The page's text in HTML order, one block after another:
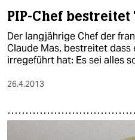
PIP-Chef bestreitet
Der langjährige Chef der
Claude Mas, bestreitet dass
irregeführt hat: Es sei alles
26.4.2013